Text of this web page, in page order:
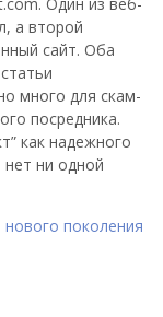
а второй
сайт. Оба
много для скам-
посредника.
как надежного
ни одной
поколения